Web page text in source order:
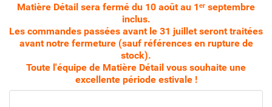
Matière Détail sera fermé du 10 août au 1ᵉʳ septembre
inclus.
Les commandes passées avant le 31 juillet seront traitées
avant notre fermeture (sauf références en rupture de
stock).
Toute l'équipe de Matière Détail vous souhaite une
excellente période estivale !